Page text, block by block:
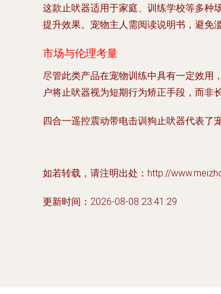
这款止吠器适用于家庭、训练学校等多种
提升效果。宠物主人需阅读说明书，避免
市场与伦理考量
尽管此类产品在宠物训练中具有一定效用
户将止吠器视为短期行为矫正手段，而非
四合一遥控震动带电击训狗止吠器代表了
如若转载，请注明出处：http://
更新时间：2026-08-08 23:41:29